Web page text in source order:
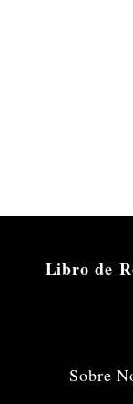
Libro de
Sobre